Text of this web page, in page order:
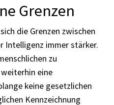
Grenzen
die Grenzen zwischen
Intelligenz immer stärker.
zu
eine
keine gesetzlichen
Kennzeichnung